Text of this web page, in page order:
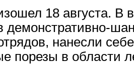
18 августа. В
демонстративно-
нанесли
порезы в области